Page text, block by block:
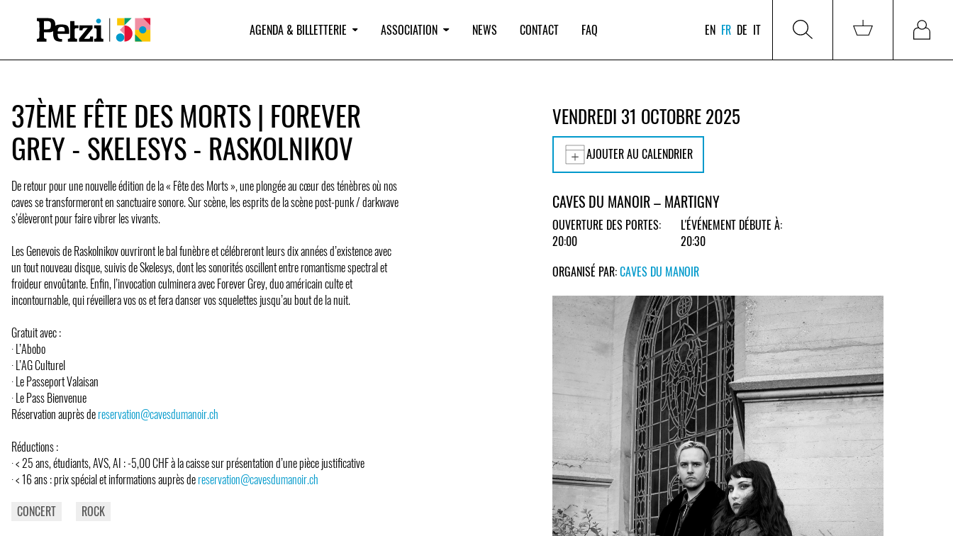
AGENDA & BILLETTERIE ASSOCIATION NEWS CONTACT FAQ EN FR DE IT
37ÈME FÊTE DES MORTS | FOREVER
GREY - SKELESYS - RASKOLNIKOV
De retour pour une nouvelle édition de la « Fête des Morts », une plongée au cœur des ténèbres où nos
caves se transformeront en sanctuaire sonore. Sur scène, les esprits de la scène post-punk / darkwave
s’élèveront pour faire vibrer les vivants.
Les Genevois de Raskolnikov ouvriront le bal funèbre et célébreront leurs dix années d’existence avec
un tout nouveau disque, suivis de Skelesys, dont les sonorités oscillent entre romantisme spectral et
froideur envoûtante. Enfin, l’invocation culminera avec Forever Grey, duo américain culte et
incontournable, qui réveillera vos os et fera danser vos squelettes jusqu’au bout de la nuit.
Gratuit avec :
· L’Abobo
· L’AG Culturel
· Le Passeport Valaisan
· Le Pass Bienvenue
Réservation auprès dereservation@cavesdumanoir.ch
Réductions :
· < 25 ans, étudiants, AVS, AI : -5,00 CHF à la caisse sur présentation d’une pièce justificative
· < 16 ans : prix spécial et informations auprès dereservation@cavesdumanoir.ch
CONCERT
ROCK
VENDREDI 31 OCTOBRE 2025
AJOUTER AU CALENDRIER
CAVES DU MANOIR – MARTIGNY
OUVERTURE DES PORTES:
20:00
L'ÉVÉNEMENT DÉBUTE À:
20:30
ORGANISÉ PAR:CAVES DU MANOIR